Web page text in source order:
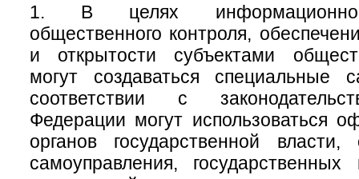
1. В целях
общественного контроля,
и открытости субъектами
могут создаваться
соответствии с
Федерации могут использоваться
органов государственной власти,
самоуправления,